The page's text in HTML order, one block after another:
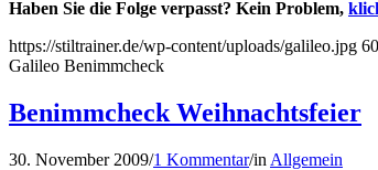
Haben Sie die Folge verpasst? Kein Problem,
https://stiltrainer.de/wp-content/uploads/galileo.jpg
Galileo Benimmcheck
Benimmcheck Weihnachtsfeier
30. November 2009/1 Kommentar/in Allgemein